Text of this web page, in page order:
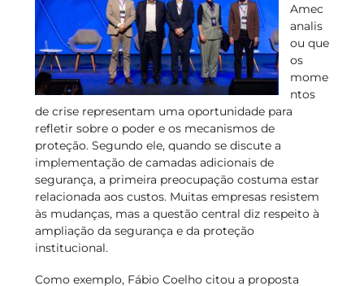
Amec
analis
ou que
os
mome
ntos
de crise representam uma oportunidade para
refletir sobre o poder e os mecanismos de
proteção. Segundo ele, quando se discute a
implementação de camadas adicionais de
segurança, a primeira preocupação costuma estar
relacionada aos custos. Muitas empresas resistem
às mudanças, mas a questão central diz respeito à
ampliação da segurança e da proteção
institucional.
Como exemplo, Fábio Coelho citou a proposta